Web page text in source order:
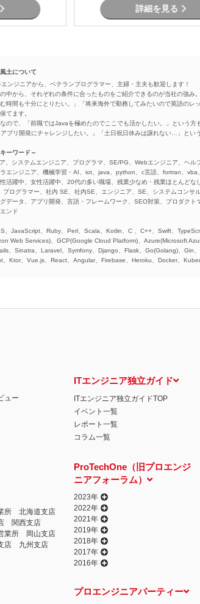
詳細を見る
土について
ンジニアから、ベテランプログラマー、主婦・主夫も歓迎します！
中から、それぞれの条件に合ったものをご紹介できるのが当社の強み
時間も十分にとりたい。」「将来海外で勤務してみたいので英語のレ
てます。
ので、「前職ではJavaを極めたのでここでも活かしたい。」という
プリ開発にチャレンジしたい。」「土日祝日休みは譲れない…」とい
ーワード～
、システムエンジニア、プログラマ、SE/PG、Webエンジニア、ヘ
エンジニア、機械学習・AI、iot、java、python、c言語、fortran、
活躍中、女性活躍中、20代の多い職場、残業少なめ・残業ほとんど
プログラマー、社内 SE、社内SE、エンジニア、SE、システムコンサ
データ、アプリ開発、言語・フレームワーク、SEO対策、プロダク
ンド
、JavaScript、Ruby、Perl、Scala、Kotlin、C 、C++、Swift、
Web Services)、GCP(Google Cloud Platform)、Azure(Microsoft
、Sinatra、Laravel、Symfony、Django、Flask、Go(Golang)、Gin
、Ktor、Vue.js、React、Angular、Firebase、Heroku、Docker、
ュー
所
北海道支店
関西支店
業所
岡山支店
店
九州支店
ITエンジニア独立ガイド
ITエンジニア独立ガイドTOP
イベント一覧
レポート一覧
コラム一覧
ProTechOne（旧プロエンジ
ニアフォーラム）
2023年
2022年
2021年
2019年
2018年
2017年
2016年
プロエンジニアパーティー